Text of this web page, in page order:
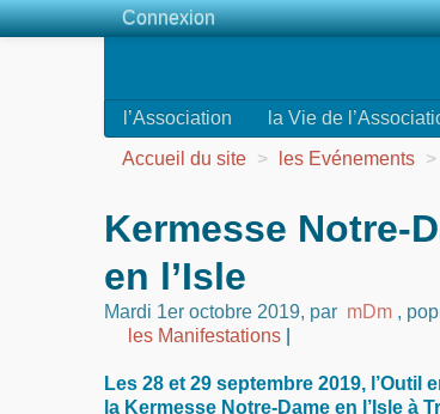
l’Association la Vie de
Accueil du site > les Evénements >
Kermesse Notre-
en l’Isle
Mardi 1er octobre 2019, par mDm ,
les Manifestations
Les 28 et 29 septembre 2019, l’Outil
la Kermesse Notre-Dame en l’Isle à
Connexion